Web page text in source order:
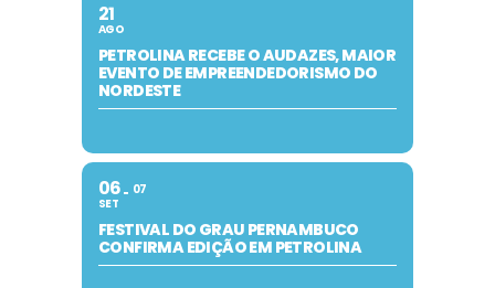
21
AGO
PETROLINA RECEBE O AUDAZES, MAIOR
EVENTO DE EMPREENDEDORISMO DO
NORDESTE
06
SET
07
FESTIVAL DO GRAU PERNAMBUCO
CONFIRMA EDIÇÃO EM PETROLINA